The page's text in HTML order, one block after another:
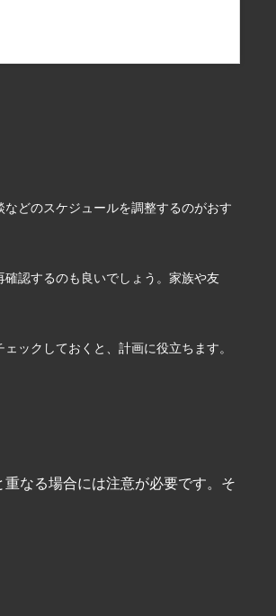
どのスケジュールを調整するのがおす
確認するのも良いでしょう。家族や友
ックしておくと、計画に役立ちます。
なる場合には注意が必要です。そ